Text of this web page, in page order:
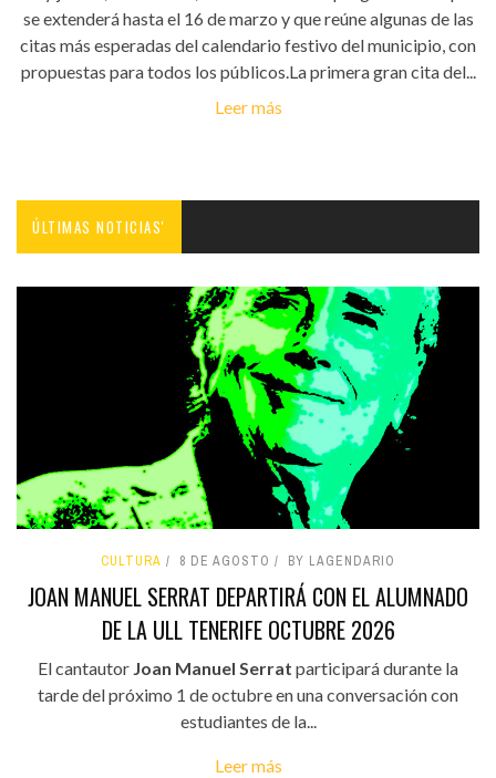
se extenderá hasta el 16 de marzo y que reúne algunas de las
citas más esperadas del calendario festivo del municipio, con
propuestas para todos los públicos.La primera gran cita del...
Leer más
ÚLTIMAS NOTICIAS'
CULTURA 8 DE AGOSTO BY LAGENDARIO
JOAN MANUEL SERRAT DEPARTIRÁ CON EL ALUMNADO
DE LA ULL TENERIFE OCTUBRE 2026
El cantautor Joan Manuel Serrat participará durante la
tarde del próximo 1 de octubre en una conversación con
estudiantes de la...
Leer más